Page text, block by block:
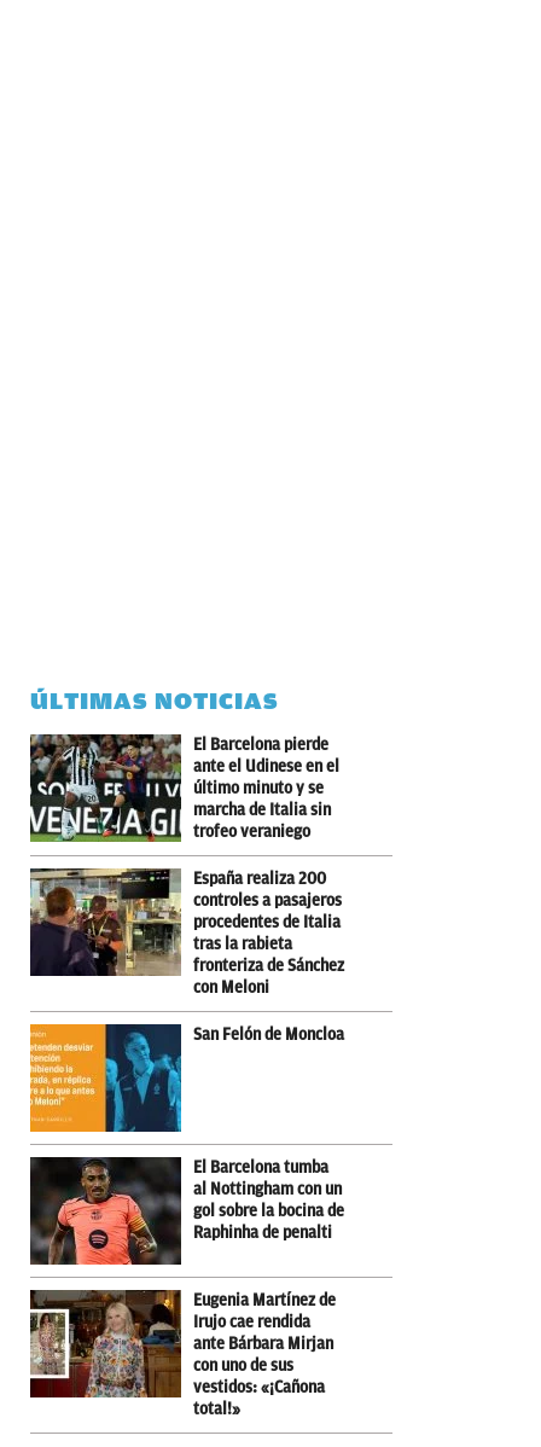
ÚLTIMAS NOTICIAS
El Barcelona pierde
ante el Udinese en el
último minuto y se
marcha de Italia sin
trofeo veraniego
España realiza 200
controles a pasajeros
procedentes de Italia
tras la rabieta
fronteriza de Sánchez
con Meloni
San Felón de Moncloa
El Barcelona tumba
al Nottingham con un
gol sobre la bocina de
Raphinha de penalti
Eugenia Martínez de
Irujo cae rendida
ante Bárbara Mirjan
con uno de sus
vestidos: «¡Cañona
total!»